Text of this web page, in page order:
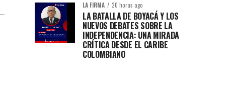
LA FIRMA 20 horas ago
LA BATALLA DE BOYACÁ Y LOS
NUEVOS DEBATES SOBRE LA
INDEPENDENCIA: UNA MIRADA
CRÍTICA DESDE EL CARIBE
COLOMBIANO